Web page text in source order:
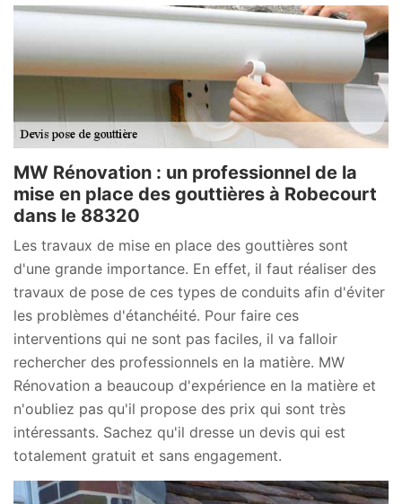
MW Rénovation : un professionnel de la
mise en place des gouttières à Robecourt
dans le 88320
Les travaux de mise en place des gouttières sont
d'une grande importance. En effet, il faut réaliser des
travaux de pose de ces types de conduits afin d'éviter
les problèmes d'étanchéité. Pour faire ces
interventions qui ne sont pas faciles, il va falloir
rechercher des professionnels en la matière. MW
Rénovation a beaucoup d'expérience en la matière et
n'oubliez pas qu'il propose des prix qui sont très
intéressants. Sachez qu'il dresse un devis qui est
totalement gratuit et sans engagement.